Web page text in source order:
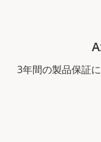
3年間の製品保証